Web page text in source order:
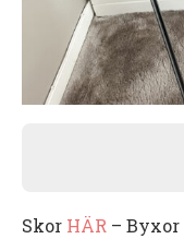
Skor HÄR – Byxor